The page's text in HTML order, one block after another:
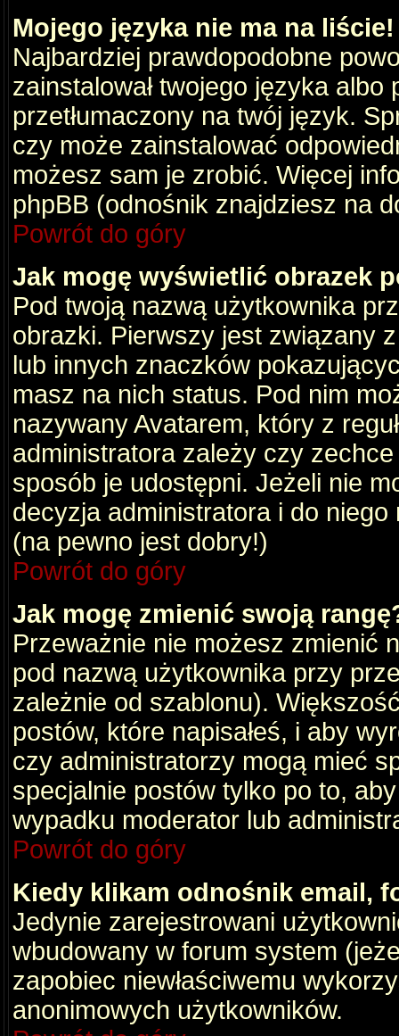
Mojego języka nie ma na liście!
Najbardziej prawdopodobne
zainstalował twojego języka albo
przetłumaczony na twój język.
czy może zainstalować
możesz sam je zrobić. Więcej
phpBB (odnośnik znajdziesz na
Powrót do góry
Jak mogę wyświetlić obrazek
Pod twoją nazwą użytkownika
obrazki. Pierwszy jest związany
lub innych znaczków
masz na nich status. Pod nim
nazywany Avatarem, który z
administratora zależy czy
sposób je udostępni. Jeżeli nie
decyzja administratora i do
(na pewno jest dobry!)
Powrót do góry
Jak mogę zmienić swoją
Przeważnie nie możesz zmienić
pod nazwą użytkownika przy
zależnie od szablonu).
postów, które napisałeś, i aby
czy administratorzy mogą mieć
specjalnie postów tylko po to,
wypadku moderator lub
Powrót do góry
Kiedy klikam odnośnik email,
Jedynie zarejestrowani
wbudowany w forum system
zapobiec niewłaściwemu
anonimowych użytkowników.